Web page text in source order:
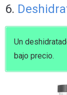
6.
Un
bajo precio.